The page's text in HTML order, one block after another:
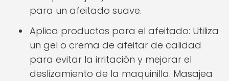
para un afeitado suave.
Aplica productos para el afeitado: Utiliza
un gel o crema de afeitar de calidad
para evitar la irritación y mejorar el
deslizamiento de la maquinilla. Masajea